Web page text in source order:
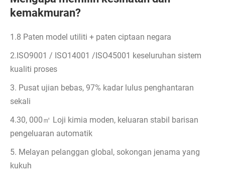
kemakmuran?
1.8 Paten model utiliti + paten ciptaan negara
2.ISO9001 / ISO14001 /ISO45001 keseluruhan sistem
kualiti proses
3. Pusat ujian bebas, 97% kadar lulus penghantaran
sekali
4.30, 000㎡ Loji kimia moden, keluaran stabil barisan
pengeluaran automatik
5. Melayan pelanggan global, sokongan jenama yang
kukuh